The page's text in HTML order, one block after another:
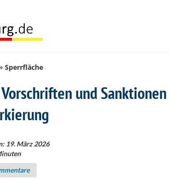
Sperrfläche
und
19. März 2026